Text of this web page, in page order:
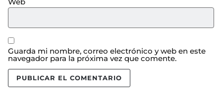
Web
Guarda mi nombre, correo electrónico y web en este
navegador para la próxima vez que comente.